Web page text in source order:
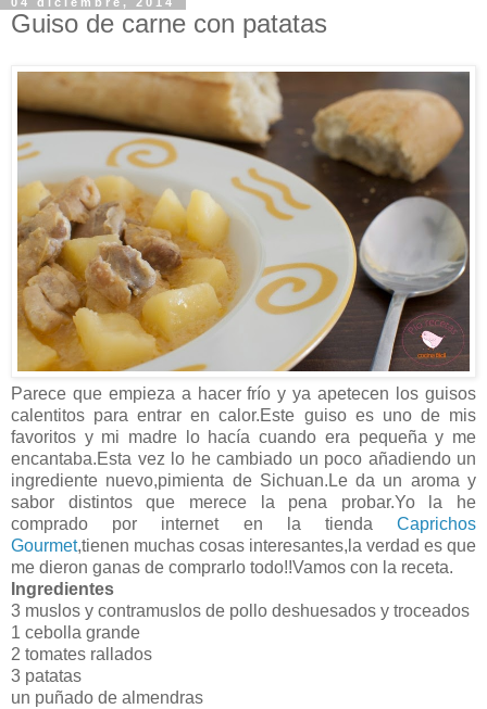
Guiso de carne con patatas
Parece que empieza a hacer frío y ya apetecen los guisos
calentitos para entrar en calor.Este guiso es uno de mis
favoritos y mi madre lo hacía cuando era pequeña y me
encantaba.Esta vez lo he cambiado un poco añadiendo un
ingrediente nuevo,pimienta de Sichuan.Le da un aroma y
sabor distintos que merece la pena probar.Yo la he
comprado por internet en la tienda Caprichos
Gourmet,tienen muchas cosas interesantes,la verdad es que
me dieron ganas de comprarlo todo!!Vamos con la receta.
Ingredientes
3 muslos y contramuslos de pollo deshuesados y troceados
1 cebolla grande
2 tomates rallados
3 patatas
un puñado de almendras